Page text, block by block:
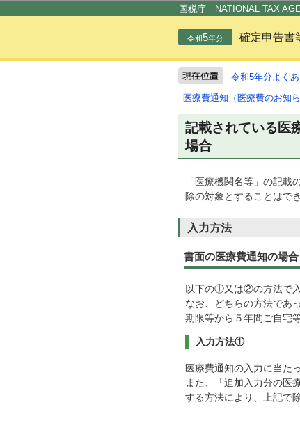
国税庁 NATIONAL TAX
令和5年分 確定申告書
令和5年分よく
医療費通知（医療費のお知
記載されている医
場合
「医療機関名等」の記
除の対象とすることはで
入力方法
書面の医療費通知の場合
以下の①又は②の方法で入
なお、どちらの方法であ
期限等から５年間ご自宅
入力方法①
医療費通知の入力に当た
また、「追加入力分の医
する方法により、上記で